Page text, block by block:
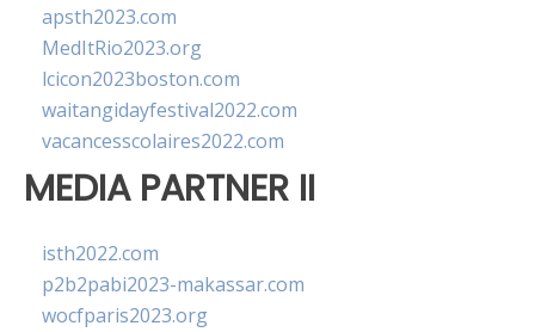
apsth2023.com
MedItRio2023.org
lcicon2023boston.com
waitangidayfestival2022.com
vacancesscolaires2022.com
MEDIA PARTNER II
isth2022.com
p2b2pabi2023-makassar.com
wocfparis2023.org